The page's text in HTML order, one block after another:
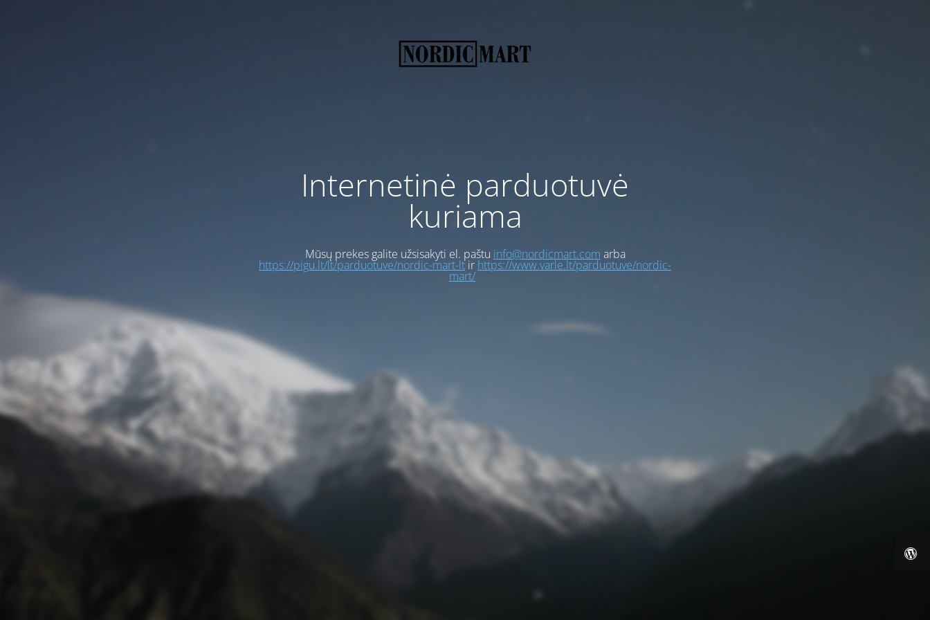
Internetinė parduotuvė
kuriama
Mūsų prekes galite užsisakyti el. paštu info@nordicmart.com arba
https://pigu.lt/lt/parduotuve/nordic-mart-ltir https://www.varle.lt/parduotuve/nordic-
mart/